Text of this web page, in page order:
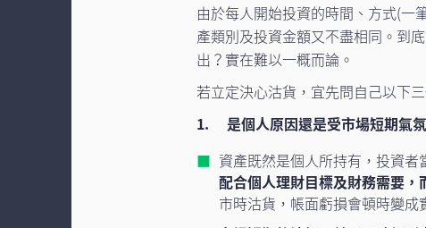
由於每人開始投資的時間、方式(一
產類別及投資金額又不盡相同。到
出？實在難以一概而論。
若立定決心沽貨，宜先問自己以下三
1. 是個人原因還是受市場短期氣
資產既然是個人所持有，投資者
配合個人理財目標及財務需要，
市時沽貨，帳面虧損會頓時變成